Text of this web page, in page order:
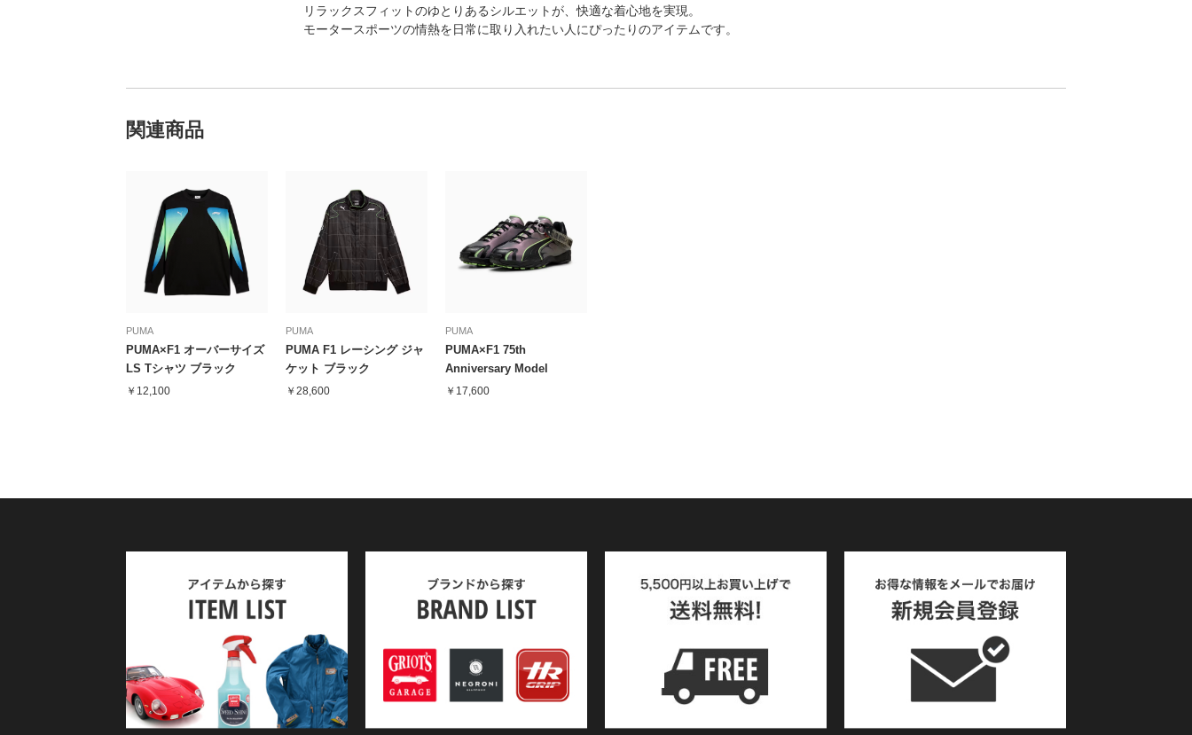
リラックスフィットのゆとりあるシルエットが、快適な着心地を実現。
モータースポーツの情熱を日常に取り入れたい人にぴったりのアイテムです。
関連商品
PUMA
PUMA×F1 オーバーサイズ
LS Tシャツ ブラック
￥12,100
PUMA
PUMA F1 レーシング ジャ
ケット ブラック
￥28,600
PUMA
PUMA×F1 75th
Anniversary Model
sneakers
￥17,600